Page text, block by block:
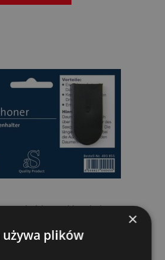
Podpórka pod kciuk do
A&S
×
używa plików